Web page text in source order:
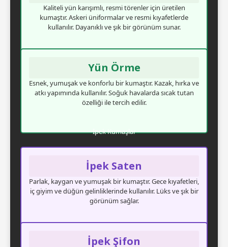
Kaliteli yün karışımlı, resmi törenler için üretilen
kumaştır. Askeri üniformalar ve resmi kıyafetlerde
kullanılır. Dayanıklı ve şık bir görünüm sunar.
Yün Örme
Esnek, yumuşak ve konforlu bir kumaştır. Kazak, hırka ve
atkı yapımında kullanılır. Soğuk havalarda sıcak tutan
özelliği ile tercih edilir.
İpek Kumaşlar
İpek Saten
Parlak, kaygan ve yumuşak bir kumaştır. Gece kıyafetleri,
iç giyim ve düğün gelinliklerinde kullanılır. Lüks ve şık bir
görünüm sağlar.
İpek Şifon